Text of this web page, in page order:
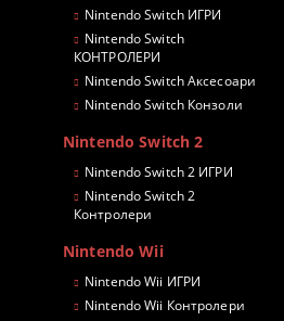
Nintendo Switch ИГРИ
Nintendo Switch
КОНТРОЛЕРИ
Nintendo Switch Аксесоари
Nintendo Switch Конзоли
Nintendo Switch 2
Nintendo Switch 2 ИГРИ
Nintendo Switch 2
Контролери
Nintendo Wii
Nintendo Wii ИГРИ
Nintendo Wii Контролери